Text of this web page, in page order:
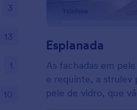
Esplanada
As fachadas em
e requinte, a strulev
pele de vidro, que
3
13
1
10